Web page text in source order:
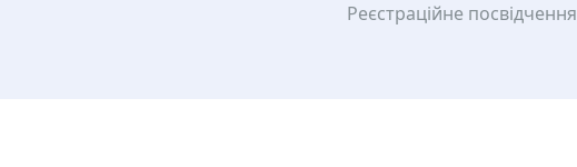
Реєстраційне посвідчення